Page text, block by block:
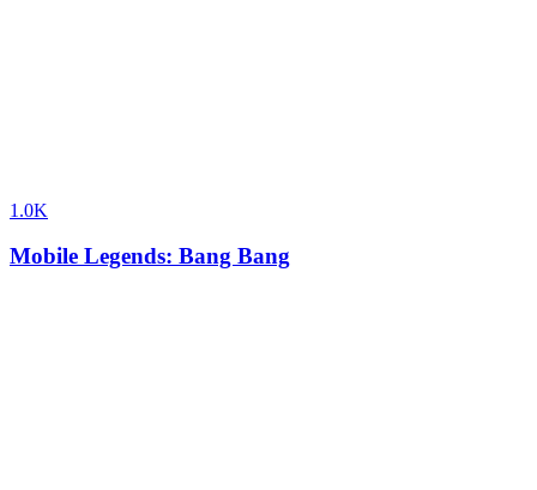
1.0K
Mobile Legends: Bang Bang